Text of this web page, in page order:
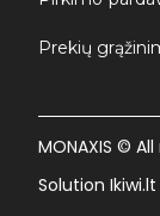
Prekių
MONAXIS ©
Solution Ikiwi.lt